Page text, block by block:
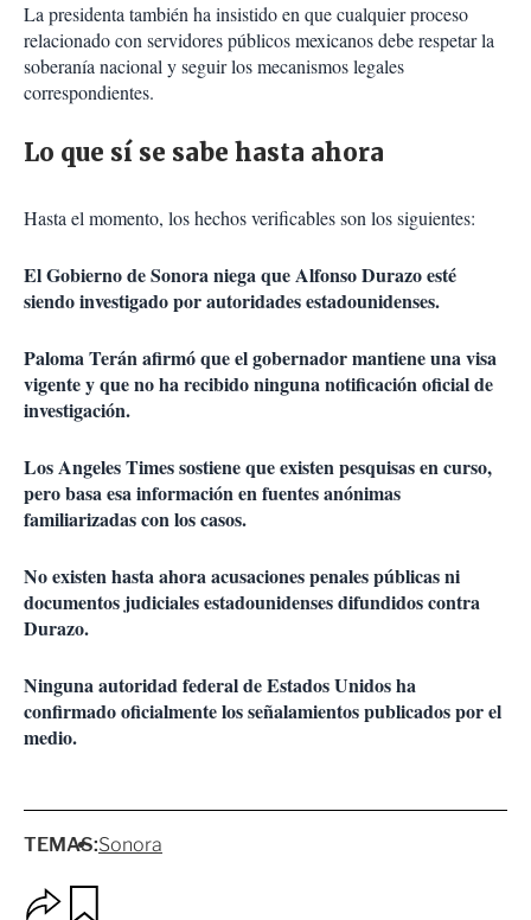
La presidenta también ha insistido en que cualquier proceso
relacionado con servidores públicos mexicanos debe respetar la
soberanía nacional y seguir los mecanismos legales
correspondientes.
Lo que sí se sabe hasta ahora
Hasta el momento, los hechos verificables son los siguientes:
El Gobierno de Sonora niega que Alfonso Durazo esté
siendo investigado por autoridades estadounidenses.
Paloma Terán afirmó que el gobernador mantiene una visa
vigente y que no ha recibido ninguna notificación oficial de
investigación.
Los Angeles Times sostiene que existen pesquisas en curso,
pero basa esa información en fuentes anónimas
familiarizadas con los casos.
No existen hasta ahora acusaciones penales públicas ni
documentos judiciales estadounidenses difundidos contra
Durazo.
Ninguna autoridad federal de Estados Unidos ha
confirmado oficialmente los señalamientos publicados por el
medio.
TEMAS:Sonora